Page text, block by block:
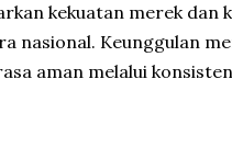
kekuatan merek dan
nasional. Keunggulan
aman melalui